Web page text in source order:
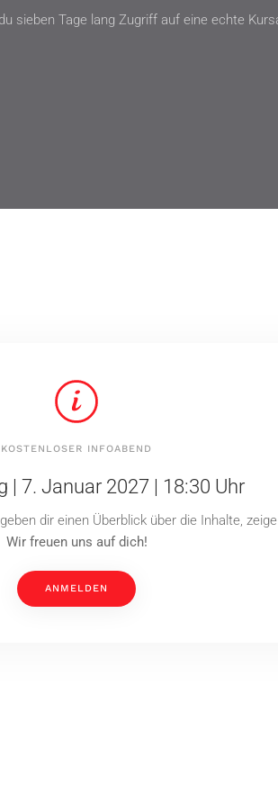
sieben Tage lang Zugriff auf eine echte
KOSTENLOSER INFOABEND
| 7. Januar 2027 | 18:30 Uhr
dir einen Überblick über die Inhalte,
Wir freuen uns auf dich!
ANMELDEN